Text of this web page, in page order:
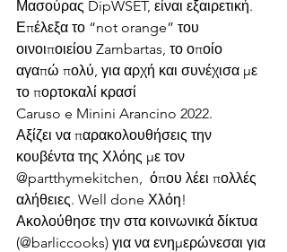
Μασούρας DipWSET, είναι εξαιρετική.
Επέλεξα το “not orange” του
οινοιποιείου Zambartas, το οποίο
αγαπώ πολύ, για αρχή και συνέχισα με
το πορτοκαλί κρασί
Caruso e Minini Arancino 2022.
Αξίζει να παρακολουθήσεις την
κουβέντα της Χλόης με τον
@partthymekitchen,  όπου λέει πολλές
αλήθειες. Well done Χλόη!
Ακολούθησε την στα κοινωνικά δίκτυα
(@barliccooks) για να ενημερώνεσαι για